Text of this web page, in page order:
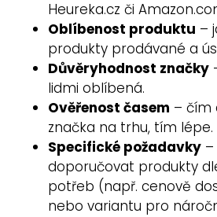
Heureka.cz či
Oblíbenost produktu –
produkty prodávané a
Důvěryhodnost značky
lidmi oblíbená.
Ověřenost časem – čím
značka na trhu, tím lépe.
Specifické požadavky
doporučovat produkty
potřeb (např. cenově
nebo variantu pro